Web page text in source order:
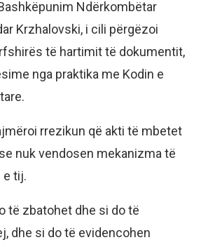
Ndërkombëtar
Krzhalovski, i cili përgëzoi
të hartimit të dokumentit,
nga praktika me Kodin e
rrezikun që akti të mbetet
nuk vendosen mekanizma të
tij.
të zbatohet dhe si do të
dhe si do të evidencohen